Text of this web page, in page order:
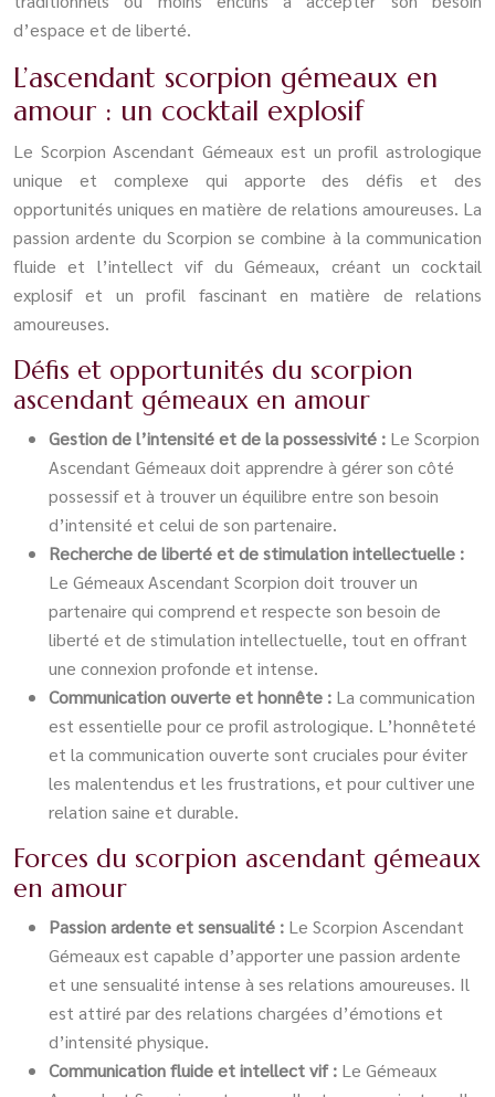
d’espace et de liberté.
L’ascendant scorpion gémeaux en
amour : un cocktail explosif
Le Scorpion Ascendant Gémeaux est un profil astrologique
unique et complexe qui apporte des défis et des
opportunités uniques en matière de relations amoureuses. La
passion ardente du Scorpion se combine à la communication
fluide et l’intellect vif du Gémeaux, créant un cocktail
explosif et un profil fascinant en matière de relations
amoureuses.
Défis et opportunités du scorpion
ascendant gémeaux en amour
Gestion de l’intensité et de la possessivité : Le Scorpion
Ascendant Gémeaux doit apprendre à gérer son côté
possessif et à trouver un équilibre entre son besoin
d’intensité et celui de son partenaire.
Recherche de liberté et de stimulation intellectuelle :
Le Gémeaux Ascendant Scorpion doit trouver un
partenaire qui comprend et respecte son besoin de
liberté et de stimulation intellectuelle, tout en offrant
une connexion profonde et intense.
Communication ouverte et honnête : La communication
est essentielle pour ce profil astrologique. L’honnêteté
et la communication ouverte sont cruciales pour éviter
les malentendus et les frustrations, et pour cultiver une
relation saine et durable.
Forces du scorpion ascendant gémeaux
en amour
Passion ardente et sensualité : Le Scorpion Ascendant
Gémeaux est capable d’apporter une passion ardente
et une sensualité intense à ses relations amoureuses. Il
est attiré par des relations chargées d’émotions et
d’intensité physique.
Communication fluide et intellect vif : Le Gémeaux